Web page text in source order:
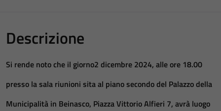
Descrizione
Si rende noto che il giorno2 dicembre 2024, alle ore 18.00
presso la sala riunioni sita al piano secondo del Palazzo della
Municipalità in Beinasco, Piazza Vittorio Alfieri 7, avrà luogo